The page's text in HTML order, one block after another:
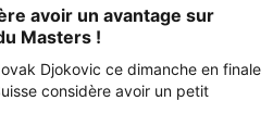
avoir un avantage sur
Masters !
Djokovic ce dimanche en finale
considère avoir un petit